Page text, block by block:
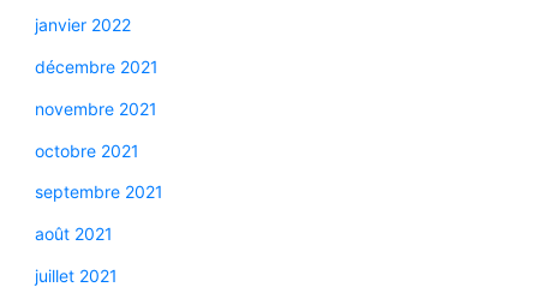
janvier 2022
décembre 2021
novembre 2021
octobre 2021
septembre 2021
août 2021
juillet 2021